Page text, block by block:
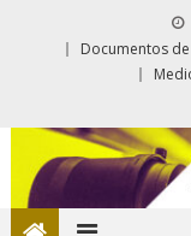
Documentos de